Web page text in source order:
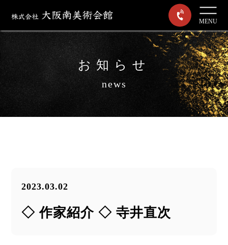
MENU
お知らせ
news
2023.03.02
◇ 作家紹介 ◇ 寺井直次